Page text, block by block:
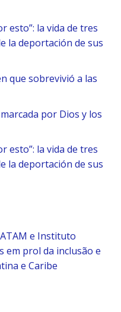
esto”: la vida de tres
la deportación de sus
que sobrevivió a las
por Dios y los
esto”: la vida de tres
la deportación de sus
e Instituto
em prol da inclusão e
e Caribe